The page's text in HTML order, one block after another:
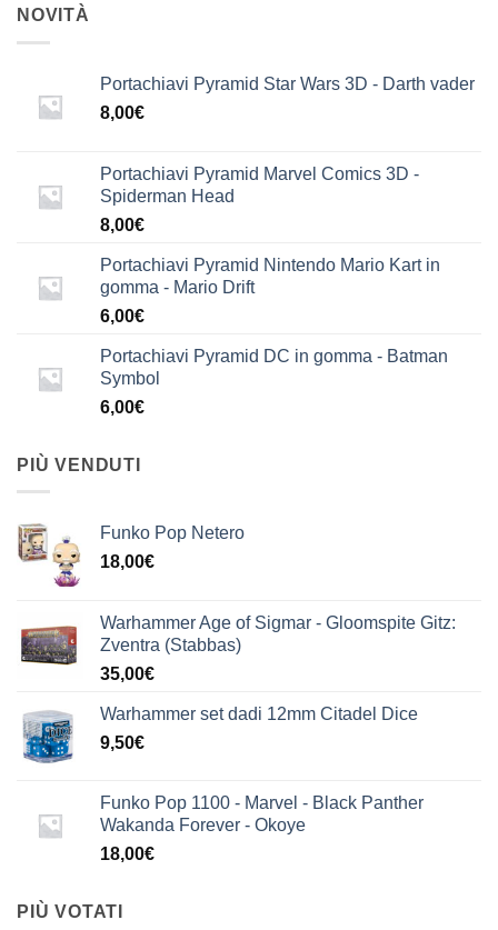
NOVITÀ
Portachiavi Pyramid Star Wars 3D - Darth vader
8,00€
Portachiavi Pyramid Marvel Comics 3D -
Spiderman Head
8,00€
Portachiavi Pyramid Nintendo Mario Kart in
gomma - Mario Drift
6,00€
Portachiavi Pyramid DC in gomma - Batman
Symbol
6,00€
PIÙ VENDUTI
Funko Pop Netero
18,00€
Warhammer Age of Sigmar - Gloomspite Gitz:
Zventra (Stabbas)
35,00€
Warhammer set dadi 12mm Citadel Dice
9,50€
Funko Pop 1100 - Marvel - Black Panther
Wakanda Forever - Okoye
18,00€
PIÙ VOTATI